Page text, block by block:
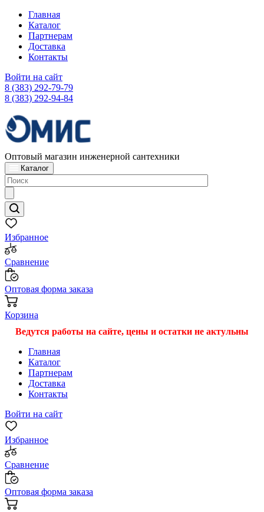
Главная
Каталог
Партнерам
Доставка
Контакты
Войти на сайт
8 (383) 292-79-79
8 (383) 292-94-84
Оптовый магазин инженерной сантехники
Каталог
Избранное
Сравнение
Оптовая форма заказа
Корзина
Ведутся работы на сайте, цены и остатки не актульны
Главная
Каталог
Партнерам
Доставка
Контакты
Войти на сайт
Избранное
Сравнение
Оптовая форма заказа